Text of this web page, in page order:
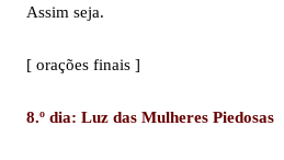
Assim seja.
[ orações finais ]
8.º dia: Luz das Mulheres Piedosas